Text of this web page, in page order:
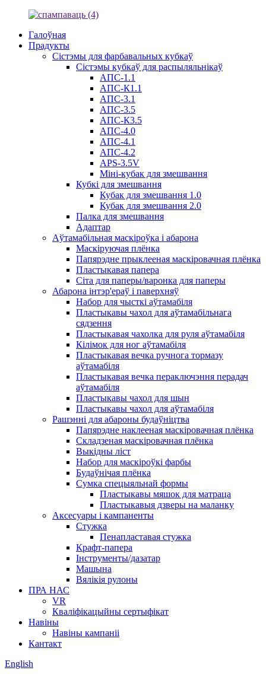
Галоўная
Прадукты
Сістэмы для фарбавальных кубкаў
Сістэмы кубкаў для распыляльнікаў
АПС-1.1
АПС-К1.1
АПС-3.1
АПС-3.5
АПС-К3.5
АПС-4.0
АПС-4.1
АПС-4.2
APS-3.5V
Міні-кубак для змешвання
Кубкі для змешвання
Кубак для змешвання 1.0
Кубак для змешвання 2.0
Палка для змешвання
Адаптар
Аўтамабільная маскіроўка і абарона
Маскіруючая плёнка
Папярэдне прыклееная маскіровачная плёнка
Пластыкавая папера
Сіта для паперы/варонка для паперы
Абарона інтэр'ераў і паверхняў
Набор для чысткі аўтамабіля
Пластыкавы чахол для аўтамабільнага
сядзення
Пластыкавая чахолка для руля аўтамабіля
Кілімок для ног аўтамабіля
Пластыкавая вечка ручнога тормазу
аўтамабіля
Пластыкавая вечка пераключэння перадач
аўтамабіля
Пластыкавы чахол для шын
Пластыкавы чахол для аўтамабіля
Рашэнні для абароны будаўніцтва
Папярэдне наклееная маскіровачная плёнка
Складзеная маскіровачная плёнка
Выкідны ліст
Набор для маскіроўкі фарбы
Будаўнічая плёнка
Сумка спецыяльнай формы
Пластыкавы мяшок для матраца
Пластыкавыя дзверы на маланку
Аксесуары і кампаненты
Стужка
Пенапластавая стужка
Крафт-папера
Інструменты/дазатар
Машына
Вялікія рулоны
ПРА НАС
VR
Кваліфікацыйны сертыфікат
Навіны
Навіны кампаніі
Кантакт
English